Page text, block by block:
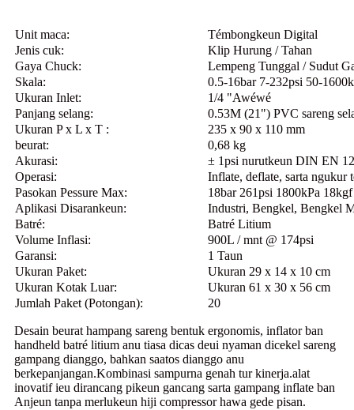
Unit maca:
Témbongkeun Digital
Jenis cuk:
Klip Hurung / Tahan
Gaya Chuck:
Lempeng Tunggal / Sudut
Skala:
0.5-16bar 7-232psi 50-
Ukuran Inlet:
1/4 "Awéwé
Panjang selang:
0.53M (21") PVC sareng
Ukuran P x L x T :
235 x 90 x 110 mm
beurat:
0,68 kg
Akurasi:
± 1psi nurutkeun DIN EN
Operasi:
Inflate, deflate, sarta ngukur
Pasokan Pessure Max:
18bar 261psi 1800kPa 18kgf
Aplikasi Disarankeun:
Industri, Bengkel, Bengkel
Batré:
Batré Litium
Volume Inflasi:
900L / mnt @ 174psi
Garansi:
1 Taun
Ukuran Paket:
Ukuran 29 x 14 x 10 cm
Ukuran Kotak Luar:
Ukuran 61 x 30 x 56 cm
Jumlah Paket (Potongan):
20
Desain beurat hampang sareng bentuk ergonomis, inflator ban
handheld batré litium anu tiasa dicas deui nyaman dicekel sareng
gampang dianggo, bahkan saatos dianggo anu
berkepanjangan.Kombinasi sampurna genah tur kinerja.alat
inovatif ieu dirancang pikeun gancang sarta gampang inflate ban
Anjeun tanpa merlukeun hiji compressor hawa gede pisan.